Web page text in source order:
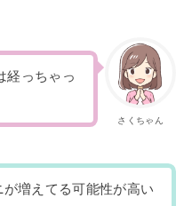
さくちゃん
経っちゃっ
増えてる可能性が高い